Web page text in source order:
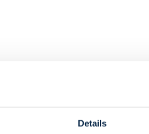
Details